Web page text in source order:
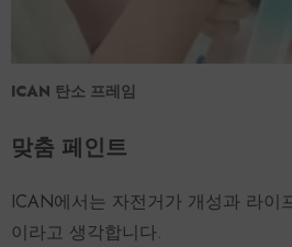
ICAN 탄소 프레임
맞춤 페인트
ICAN에서는 자전거가 개성과 라이
이라고 생각합니다.